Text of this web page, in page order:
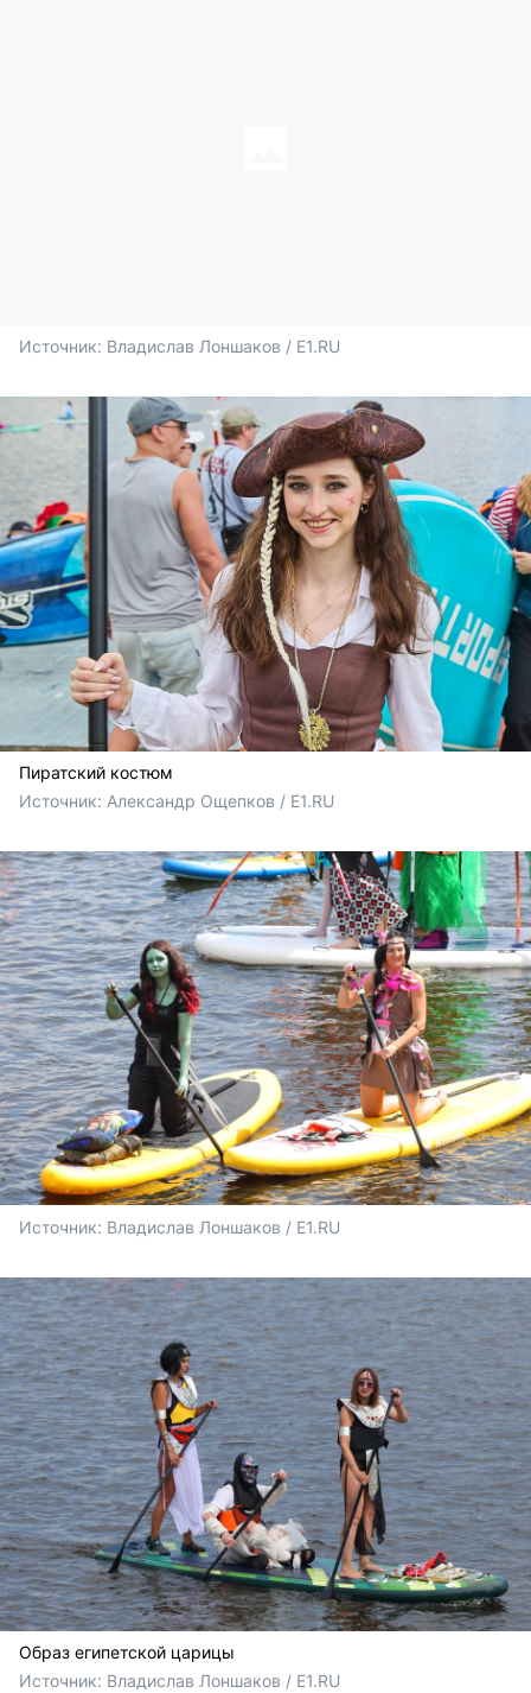
Источник: Владислав Лоншаков / E1.RU
Пиратский костюм
Источник: Александр Ощепков / E1.RU
Источник: Владислав Лоншаков / E1.RU
Образ египетской царицы
Источник: Владислав Лоншаков / E1.RU